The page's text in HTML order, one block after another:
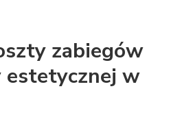
zabiegów
estetycznej w